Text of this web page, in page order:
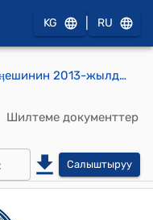
KG RU
Баткен шаардык кеӊешинин 2013-жылдын 20-августундагы № 2-3/14 “Шаардык бюджеттин 2013-жылдын 1-кварталынын аткарылышы жөнүндө” токтому
Шилтеме документтер
Салыштыруу